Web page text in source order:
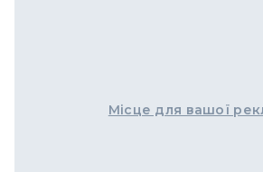
Місце для вашої